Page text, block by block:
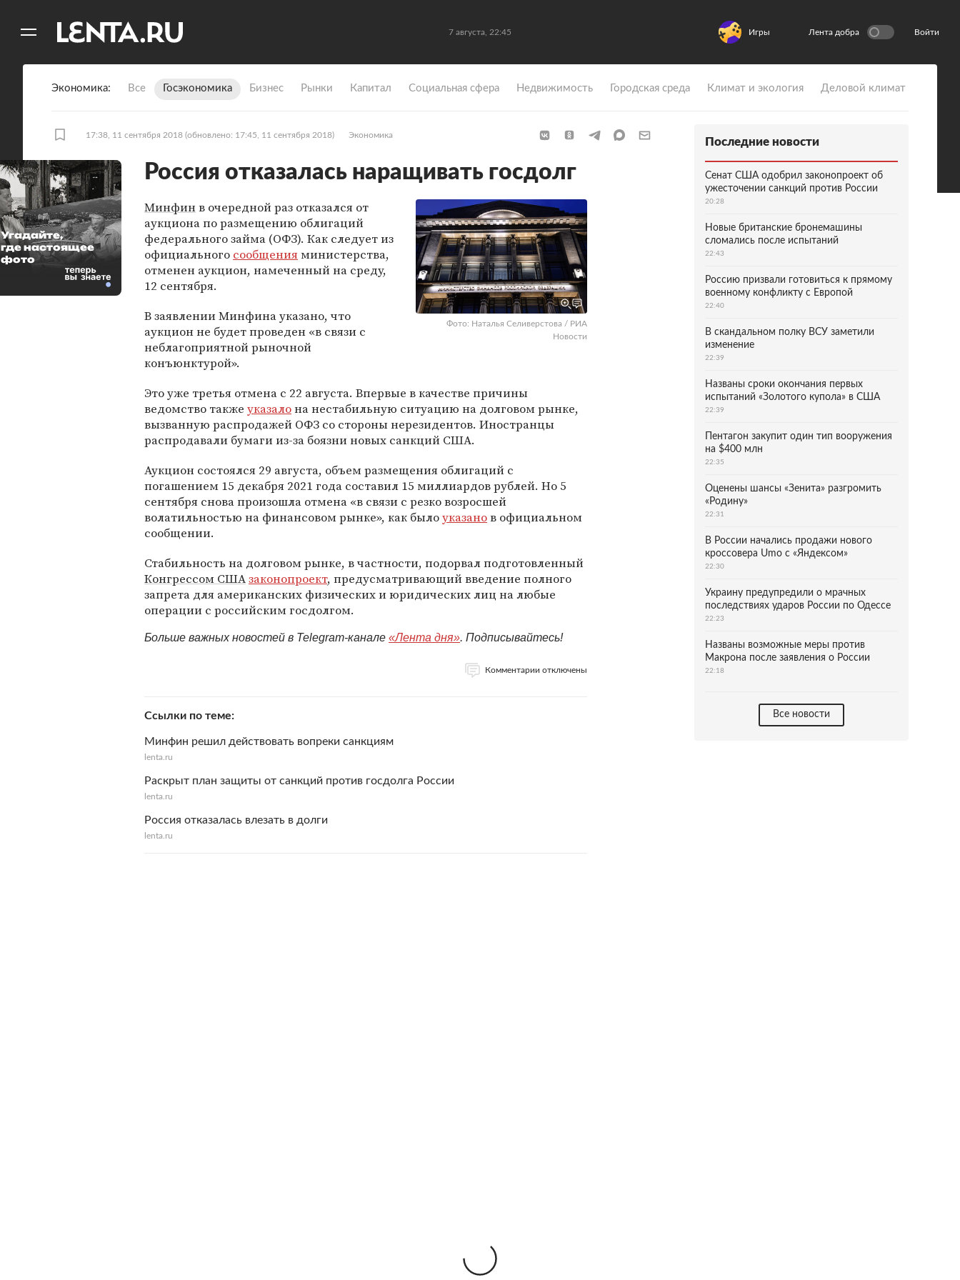
7 августа, 22:45 Игры Лента добра Войти
Экономика Все Госэкономика Бизнес Рынки Капитал Социальная сфера Недвижимость Городская среда Климат и экология Деловой климат
17:38, 11 сентября 2018 (обновлено: 17:45, 11 сентября 2018) Экономика
Россия отказалась наращивать госдолг
Фото: Наталья Селиверстова / РИА
Новости
Минфинв очередной раз отказался от
аукциона по размещению облигаций
федерального займа (ОФЗ). Как следует из
официального сообщения министерства,
отменен аукцион, намеченный на среду,
12 сентября.
В заявлении Минфина указано, что
аукцион не будет проведен «в связи с
неблагоприятной рыночной
конъюнктурой».
Это уже третья отмена с 22 августа. Впервые в качестве причины
ведомство также указалона нестабильную ситуацию на долговом рынке,
вызванную распродажей ОФЗ со стороны нерезидентов. Иностранцы
распродавали бумаги из-за боязни новых санкций США.
Аукцион состоялся 29 августа, объем размещения облигаций с
погашением 15 декабря 2021 года составил 15 миллиардов рублей. Но 5
сентября снова произошла отмена «в связи с резко возросшей
волатильностью на финансовом рынке», как былоуказанов официальном
сообщении.
Стабильность на долговом рынке, в частности, подорвал подготовленный
Конгрессом СШАзаконопроект, предусматривающий введение полного
запрета для американских физических и юридических лиц на любые
операции с российским госдолгом.
Больше важных новостей в Telegram-канале «Лента дня». Подписывайтесь!
Комментарии отключены
Ссылки по теме
Минфин решил действовать вопреки санкциям
lenta.ru
Раскрыт план защиты от санкций против госдолга России
lenta.ru
Россия отказалась влезать в долги
lenta.ru
Угадайте,
где настоящее
фото
Последние новости
Сенат США одобрил законопроект об
ужесточении санкций против России
20:28
Новые британские бронемашины
сломались после испытаний
22:43
Россию призвали готовиться к прямому
военному конфликту с Европой
22:40
В скандальном полку ВСУ заметили
изменение
22:39
Названы сроки окончания первых
испытаний «Золотого купола» в США
22:39
Пентагон закупит один тип вооружения
на $400 млн
22:35
Оценены шансы «Зенита» разгромить
«Родину»
22:31
В России начались продажи нового
кроссовера Umo с «Яндексом»
22:30
Украину предупредили о мрачных
последствиях ударов России по Одессе
22:23
Названы возможные меры против
Макрона после заявления о России
22:18
Все новости